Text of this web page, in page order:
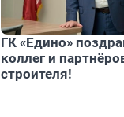
ГК «Едино»
коллег и
строителя!